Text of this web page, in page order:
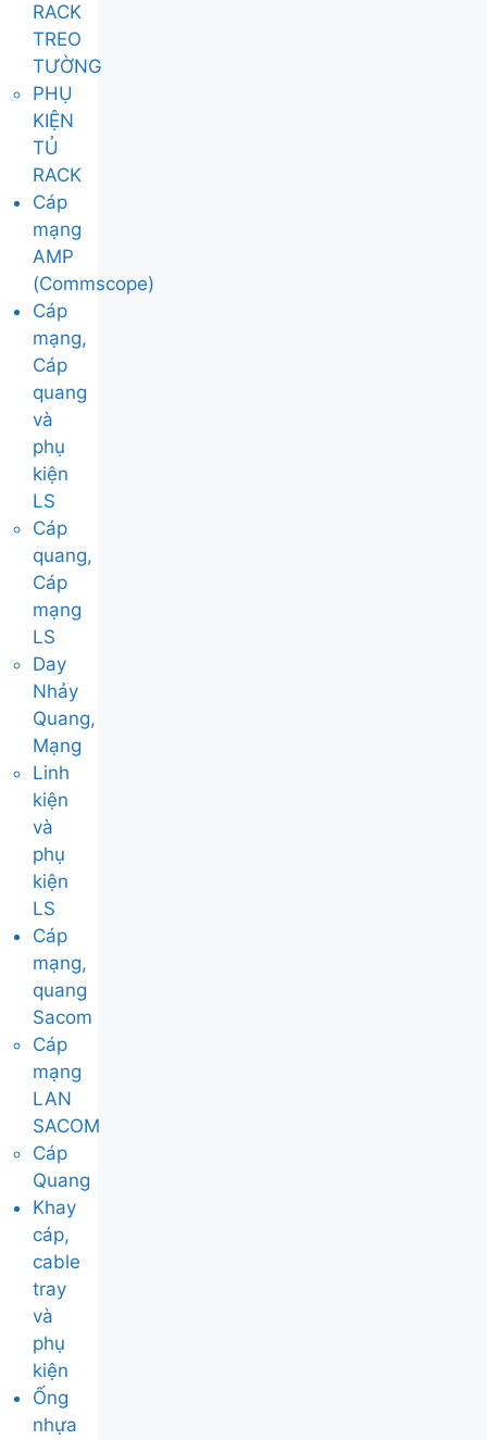
RACK
TREO
TƯỜNG
PHỤ
KIỆN
TỦ
RACK
Cáp
mạng
AMP
(Commscope)
Cáp
mạng,
Cáp
quang
và
phụ
kiện
LS
Cáp
quang,
Cáp
mạng
LS
Day
Nhảy
Quang,
Mạng
Linh
kiện
và
phụ
kiện
LS
Cáp
mạng,
quang
Sacom
Cáp
mạng
LAN
SACOM
Cáp
Quang
Khay
cáp,
cable
tray
và
phụ
kiện
Ống
nhựa